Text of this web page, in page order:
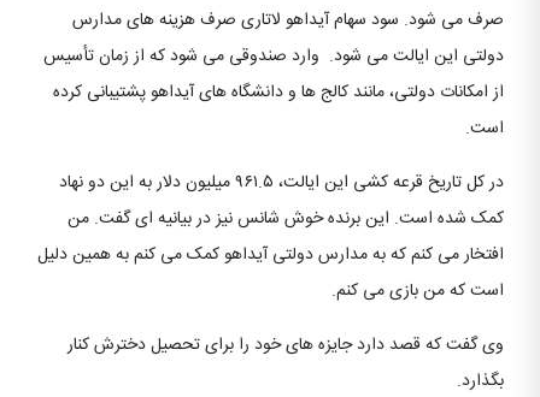
صرف می شود. سود سهام آیداهو لاتاری صرف هزینه های مدارس
دولتی این ایالت می شود. وارد صندوقی می شود که از زمان تأسیس
از امکانات دولتی، مانند کالج ها و دانشگاه های آیداهو پشتیبانی کرده
است.
در کل تاریخ قرعه کشی این ایالت، ۹۶۱.۵ میلیون دلار به این دو نهاد
کمک شده است. این برنده خوش شانس نیز در بیانیه ای گفت. من
افتخار می کنم که به مدارس دولتی آیداهو کمک می کنم به همین دلیل
است که من بازی می کنم.
وی گفت که قصد دارد جایزه های خود را برای تحصیل دخترش کنار
بگذارد.